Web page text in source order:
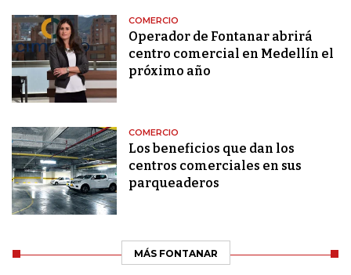
COMERCIO
Operador de Fontanar abrirá
centro comercial en Medellín el
próximo año
COMERCIO
Los beneficios que dan los
centros comerciales en sus
parqueaderos
MÁS FONTANAR